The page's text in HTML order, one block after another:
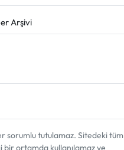
Arşivi
sorumlu tutulamaz. Sitedeki tüm
bir ortamda kullanılamaz ve